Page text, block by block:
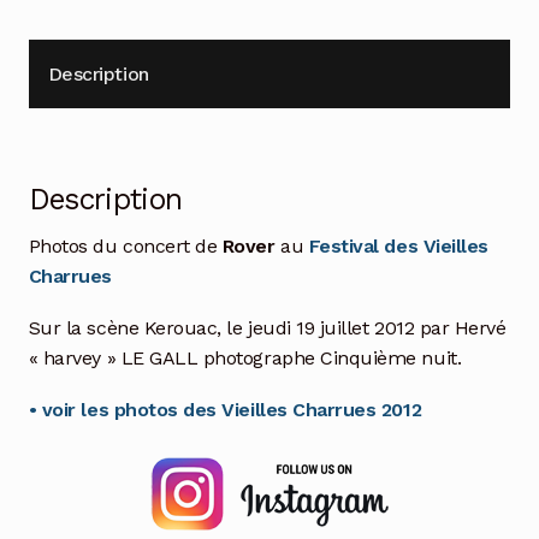
Description
Description
Photos du concert de Roverau Festival des Vieilles
Charrues
Sur la scène Kerouac, le jeudi 19 juillet 2012 par Hervé
« harvey » LE GALL photographe Cinquième nuit.
• voir les photos des Vieilles Charrues 2012